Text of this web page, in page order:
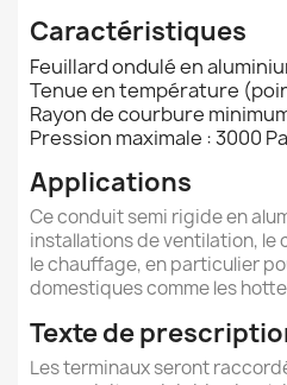
Caractéristiques
Feuillard ondulé en
Tenue en température
Rayon de courbure
Pression maximale : 3000 Pa
Applications
Ce conduit semi rigide en
installations de ventilation,
le chauffage, en particulier
domestiques comme les
Texte de
Les terminaux seront